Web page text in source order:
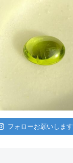
フォローお願いします